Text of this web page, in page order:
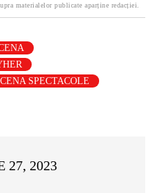
materialelor publicate aparține redacției.
SPECTACOLE
27, 2023